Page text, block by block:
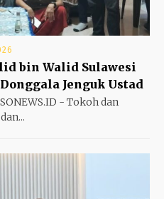
bin Walid Sulawesi
Jenguk Ustad
- Tokoh dan